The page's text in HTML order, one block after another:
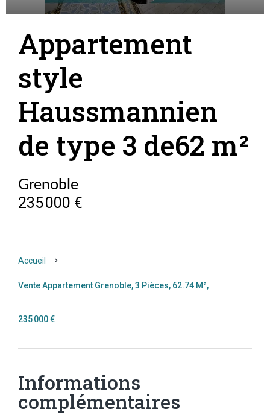
Appartement
style
Haussmannien
de type 3 de62 m²
Grenoble
235 000 €
Accueil
Vente Appartement Grenoble, 3 Pièces, 62.74 M²,
235 000 €
Informations
complémentaires